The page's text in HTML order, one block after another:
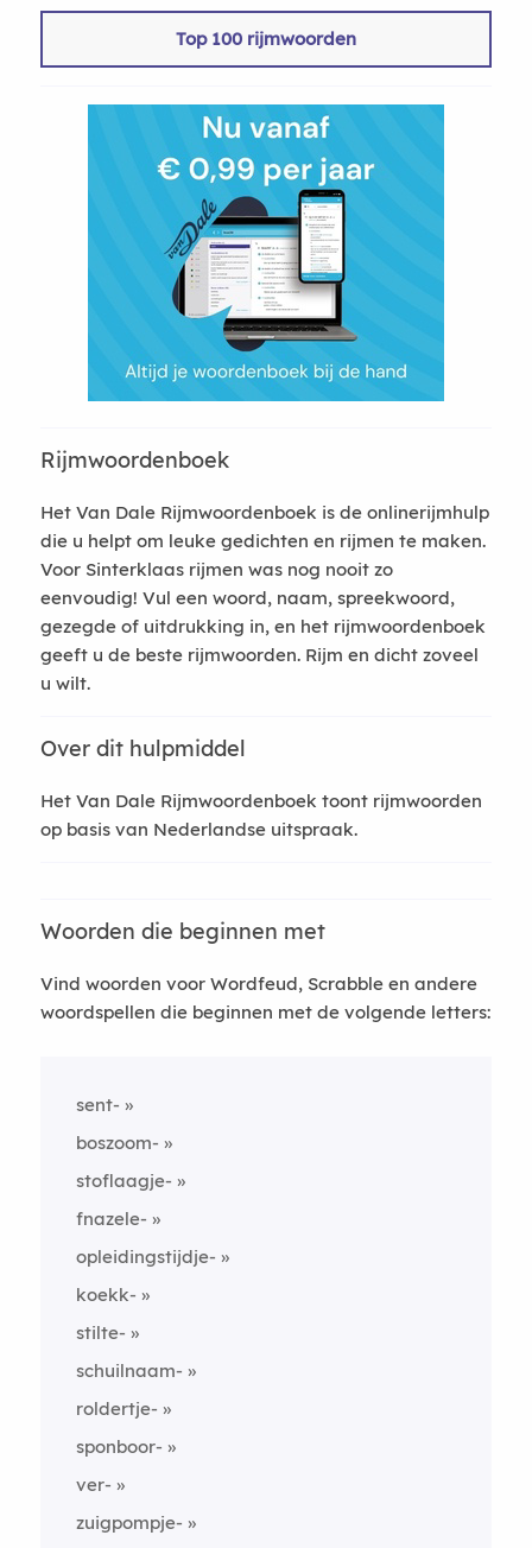
Top 100 rijmwoorden
Rijmwoordenboek
Het Van Dale Rijmwoordenboek is de onlinerijmhulp
die u helpt om leuke gedichten en rijmen te maken.
Voor Sinterklaas rijmen was nog nooit zo
eenvoudig! Vul een woord, naam, spreekwoord,
gezegde of uitdrukking in, en het rijmwoordenboek
geeft u de beste rijmwoorden. Rijm en dicht zoveel
u wilt.
Over dit hulpmiddel
Het Van Dale Rijmwoordenboek toont rijmwoorden
op basis van Nederlandse uitspraak.
Woorden die beginnen met
Vind woorden voor Wordfeud, Scrabble en andere
woordspellen die beginnen met de volgende letters:
sent-
boszoom-
stoflaagje-
fnazele-
opleidingstijdje-
koekk-
stilte-
schuilnaam-
roldertje-
sponboor-
ver-
zuigpompje-